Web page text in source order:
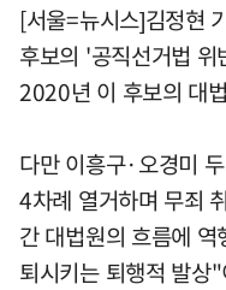
[서울=뉴시스]김정현
후보의 '공직선거법
2020년 이 후보의 대
다만 이흥구·오경미
4차례 열거하며 무죄
간 대법원의 흐름에
퇴시키는 퇴행적 발상